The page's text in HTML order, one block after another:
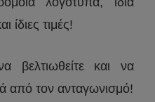
ίδιες τιμές!
βελτιωθείτε και να
από τον ανταγωνισμό!